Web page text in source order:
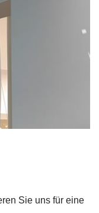
Sie uns für eine